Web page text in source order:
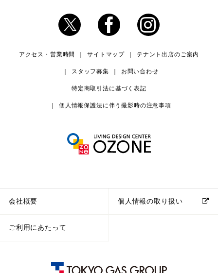
アクセス・営業時間 サイトマップ テナント出店のご案内
スタッフ募集 お問い合わせ
特定商取引法に基づく表記
個人情報保護法に伴う撮影時の注意事項
会社概要 個人情報の取り扱い
ご利用にあたって